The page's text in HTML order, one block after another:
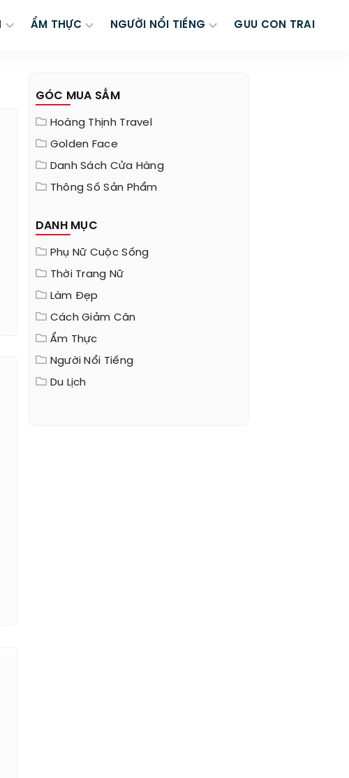
ẨM THỰC NGƯỜI NỔI TIẾNG GUU CON TRAI
GÓC MUA SẮM
Hoàng Thịnh Travel
Golden Face
Danh Sách Cửa Hàng
Thông Số Sản Phẩm
DANH MỤC
Phụ Nữ Cuộc Sống
Thời Trang Nữ
Làm Đẹp
Cách Giảm Cân
Ẩm Thực
Người Nổi Tiếng
Du Lịch